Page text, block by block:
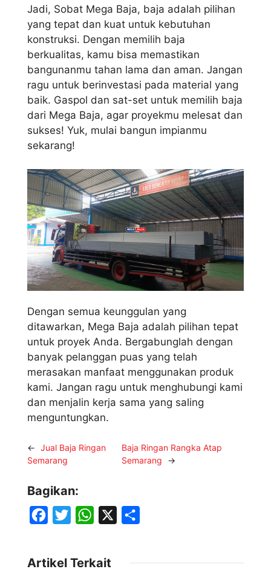
Jadi, Sobat Mega Baja, baja adalah pilihan
yang tepat dan kuat untuk kebutuhan
konstruksi. Dengan memilih baja
berkualitas, kamu bisa memastikan
bangunanmu tahan lama dan aman. Jangan
ragu untuk berinvestasi pada material yang
baik. Gaspol dan sat-set untuk memilih baja
dari Mega Baja, agar proyekmu melesat dan
sukses! Yuk, mulai bangun impianmu
sekarang!
Dengan semua keunggulan yang
ditawarkan, Mega Baja adalah pilihan tepat
untuk proyek Anda. Bergabunglah dengan
banyak pelanggan puas yang telah
merasakan manfaat menggunakan produk
kami. Jangan ragu untuk menghubungi kami
dan menjalin kerja sama yang saling
menguntungkan.
← Jual Baja Ringan
Semarang
Baja Ringan Rangka Atap
Semarang
→
Bagikan:
e
t
W
t
Artikel Terkait